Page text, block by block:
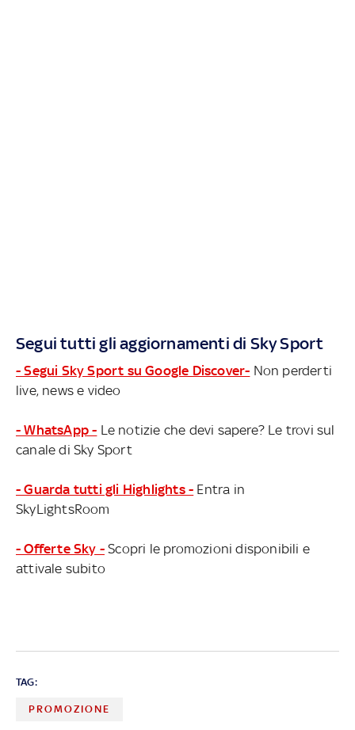
Segui tutti gli aggiornamenti di Sky Sport
- Segui Sky Sport su Google Discover- Non perderti
live, news e video
- WhatsApp - Le notizie che devi sapere? Le trovi sul
canale di Sky Sport
- Guarda tutti gli Highlights - Entra in
SkyLightsRoom
- Offerte Sky - Scopri le promozioni disponibili e
attivale subito
TAG:
PROMOZIONE